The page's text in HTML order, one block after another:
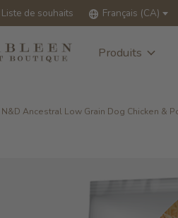
Liste de souhaits Français (CA)
Produits
N&D Ancestral Low Grain Dog Chicken &